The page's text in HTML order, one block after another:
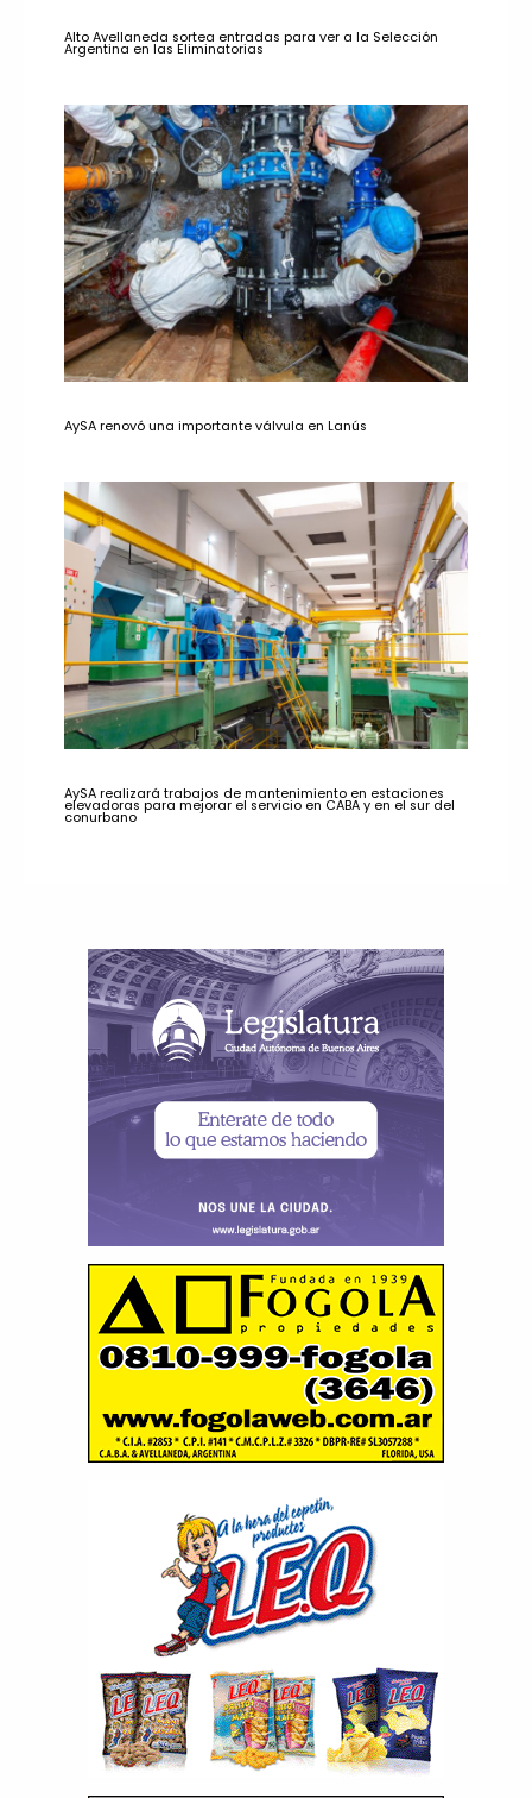
Alto Avellaneda sortea entradas para ver a la Selección
Argentina en las Eliminatorias
AySA renovó una importante válvula en Lanús
AySA realizará trabajos de mantenimiento en estaciones
elevadoras para mejorar el servicio en CABA y en el sur del
conurbano